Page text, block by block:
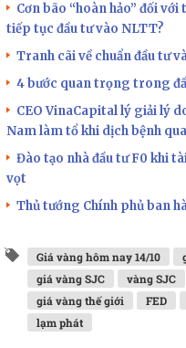
Cơn bão “hoàn hảo” đối
tiếp tục đầu tư vào NLTT?
Tranh cãi về chuẩn đầu tư
4 bước quan trọng trong
CEO VinaCapital lý giải lý
Nam làm tổ khi dịch bệnh
Đào tạo nhà đầu tư F0 khi
vọt
Thủ tướng Chính phủ ban
Giá vàng hôm nay 14/10
giá vàng SJC
vàng SJC
giá vàng thế giới
FED
lạm phát